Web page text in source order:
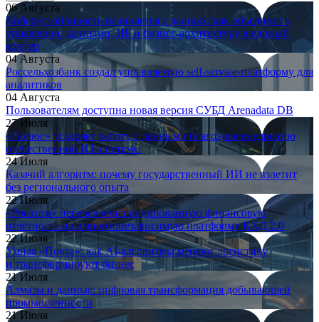
06 Августа
Киберустойчивость начинается с данных: как объединить
управление данными, ИБ и бизнес-архитектуру в единый
контур
04 Августа
Россельхозбанк создал управляемую self-service-платформу для
аналитиков
04 Августа
Пользователям доступна новая версия СУБД Arenadata DB
27 Июля
«Полюс» ускоряет работу с данными благодаря внедрению
отечественной ИТ-системы
24 Июля
Казачий алгоритм: почему государственный ИИ не взлетит
без регионального опыта
22 Июля
«Росатом» перевёл консолидированную финансовую
отчётность на импортонезависимую платформу КХД 2.0
22 Июля
Умная «Почта»: как AI-алгоритмы меняют логистику
и трансформируют бизнес
21 Июля
Алмазы и данные: цифровая трансформация добывающей
промышленности
21 Июля